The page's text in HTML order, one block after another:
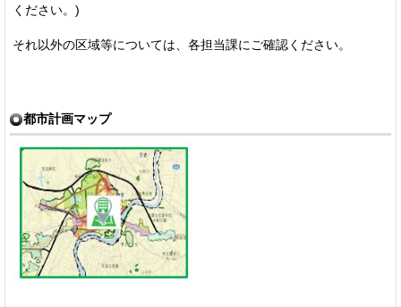
ください。)
それ以外の区域等については、各担当課にご確認ください。
都市計画マップ